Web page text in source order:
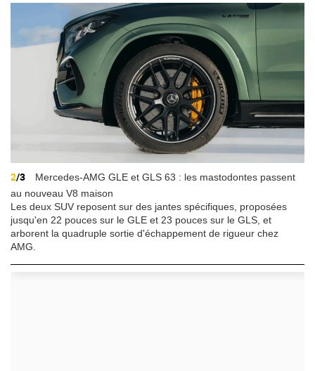
2/3
Mercedes-AMG GLE et GLS 63 : les mastodontes passent
au nouveau V8 maison
Les deux SUV reposent sur des jantes spécifiques, proposées
jusqu'en 22 pouces sur le GLE et 23 pouces sur le GLS, et
arborent la quadruple sortie d'échappement de rigueur chez
AMG.